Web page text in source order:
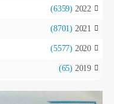
2022
(6359)
2021
(8701)
2020
(5577)
2019
(65)